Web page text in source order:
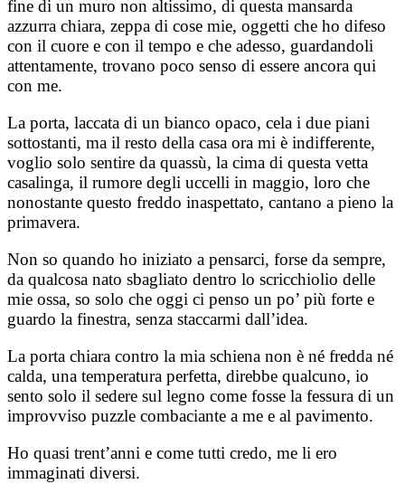
fine di un muro non altissimo, di questa mansarda
azzurra chiara, zeppa di cose mie, oggetti che ho difeso
con il cuore e con il tempo e che adesso, guardandoli
attentamente, trovano poco senso di essere ancora qui
con me.
La porta, laccata di un bianco opaco, cela i due piani
sottostanti, ma il resto della casa ora mi è indifferente,
voglio solo sentire da quassù, la cima di questa vetta
casalinga, il rumore degli uccelli in maggio, loro che
nonostante questo freddo inaspettato, cantano a pieno la
primavera.
Non so quando ho iniziato a pensarci, forse da sempre,
da qualcosa nato sbagliato dentro lo scricchiolio delle
mie ossa, so solo che oggi ci penso un po’ più forte e
guardo la finestra, senza staccarmi dall’idea.
La porta chiara contro la mia schiena non è né fredda né
calda, una temperatura perfetta, direbbe qualcuno, io
sento solo il sedere sul legno come fosse la fessura di un
improvviso puzzle combaciante a me e al pavimento.
Ho quasi trent’anni e come tutti credo, me li ero
immaginati diversi.